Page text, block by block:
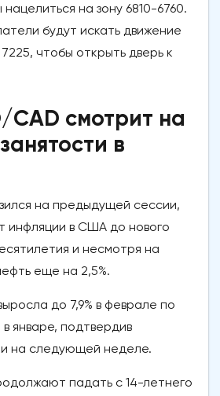
на зону 6810-6760.
будут искать движение
чтобы открыть дверь к
CAD смотрит на
в
на предыдущей сессии,
инфляции в США до нового
и несмотря на
еще на 2,5%.
до 7,9% в феврале по
январе, подтвердив
на следующей неделе.
падать с 14-летнего